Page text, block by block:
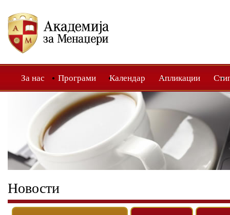
За нас Програми Календар Апликации
Новости